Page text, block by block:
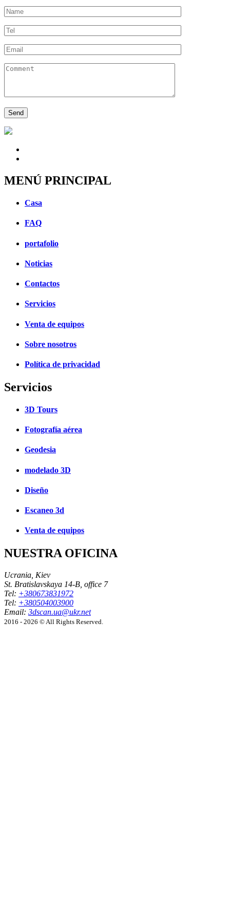
MENÚ PRINCIPAL
Casa
FAQ
portafolio
Noticias
Contactos
Servicios
Venta de equipos
Sobre nosotros
Política de privacidad
Servicios
3D Tours
Fotografía aérea
Geodesia
modelado 3D
Diseño
Escaneo 3d
Venta de equipos
NUESTRA OFICINA
Ucrania, Kiev
St. Bratislavskaya 14-B, office 7
Tel: +380673831972
Tel: +380504003900
Email: 3dscan.ua@ukr.net
2016 - 2026 © All Rights Reserved.